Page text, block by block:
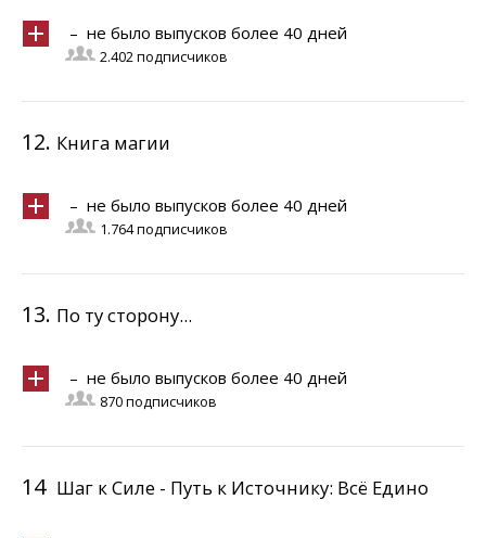
– не было выпусков более 40 дней
2.402 подписчиков
12. Книга магии
– не было выпусков более 40 дней
1.764 подписчиков
13. По ту сторону...
– не было выпусков более 40 дней
870 подписчиков
14 Шаг к Силе - Путь к Источнику: Всё Едино